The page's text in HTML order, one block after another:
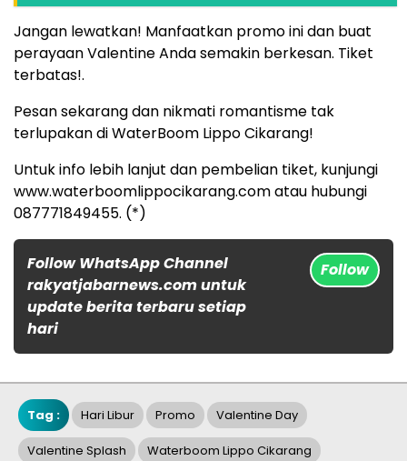
Jangan lewatkan! Manfaatkan promo ini dan buat
perayaan Valentine Anda semakin berkesan. Tiket
terbatas!.
Pesan sekarang dan nikmati romantisme tak
terlupakan di WaterBoom Lippo Cikarang!
Untuk info lebih lanjut dan pembelian tiket, kunjungi
www.waterboomlippocikarang.com atau hubungi
087771849455. (*)
Follow WhatsApp Channel
rakyatjabarnews.com untuk
update berita terbaru setiap
hari
Follow
Tag : Hari Libur Promo Valentine Day
Valentine Splash Waterboom Lippo Cikarang